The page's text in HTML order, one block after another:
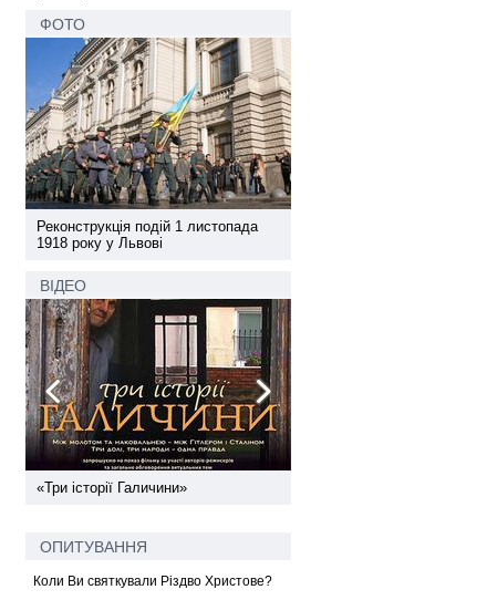
ФОТО
Реконструкція подій 1 листопада
1918 року у Львові
ВІДЕО
«Три історії Галичини»
ОПИТУВАННЯ
Коли Ви святкували Різдво Христове?